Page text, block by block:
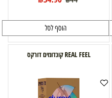
הוסף לסל
REAL FEEL קונדומים דורקס